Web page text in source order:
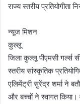
राज्य स्तरीय
न्यूज मिशन
कुल्लू
जिला कुल्लू पीएमसी गर्ल्स
स्तरीय सांस्कृतिक
एलिमेंट्री सुरेंद्र शर्मा ने
और बच्चों ने स्वागत किया।